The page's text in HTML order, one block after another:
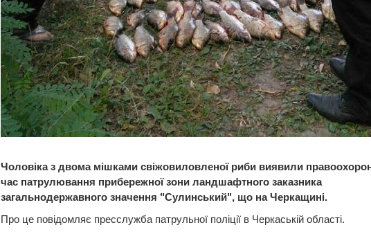
Чоловіка з двома мішками свіжовиловленої риби виявили
час патрулювання прибережної зони ландшафтного заказника
загальнодержавного значення "Сулинський", що на Черкащині.
Про це повідомляє пресслужба патрульної поліції в Черкаській області.